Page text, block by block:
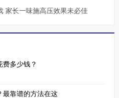
家长一味施高压效果未必佳
费多少钱？
最靠谱的方法在这